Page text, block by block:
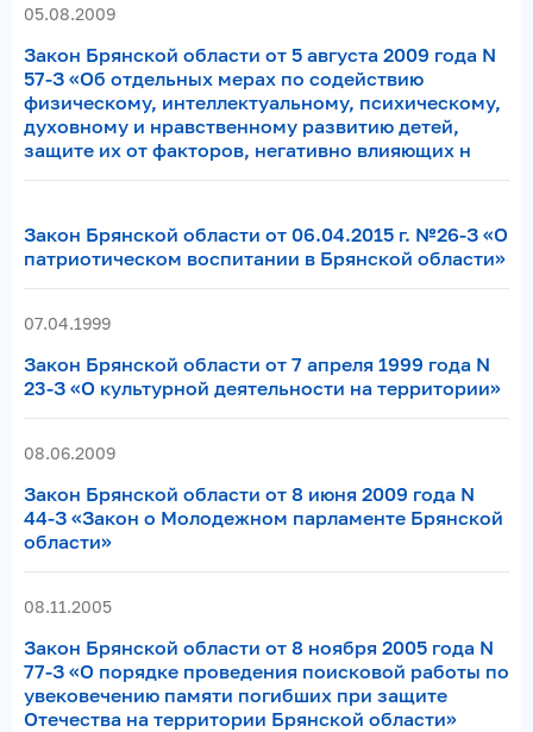
05.08.2009
Закон Брянской области от 5 августа 2009 года N
57-З «Об отдельных мерах по содействию
физическому, интеллектуальному, психическому,
духовному и нравственному развитию детей,
защите их от факторов, негативно влияющих н
Закон Брянской области от 06.04.2015 г. №26-З «О
патриотическом воспитании в Брянской области»
07.04.1999
Закон Брянской области от 7 апреля 1999 года N
23-З «О культурной деятельности на территории»
08.06.2009
Закон Брянской области от 8 июня 2009 года N
44-З «Закон о Молодежном парламенте Брянской
области»
08.11.2005
Закон Брянской области от 8 ноября 2005 года N
77-З «О порядке проведения поисковой работы по
увековечению памяти погибших при защите
Отечества на территории Брянской области»